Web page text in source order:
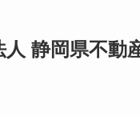
静岡県不動